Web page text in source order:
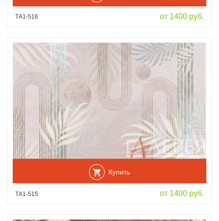
ТА1-516 от 1400 руб.
Купить
ТА1-515 от 1400 руб.